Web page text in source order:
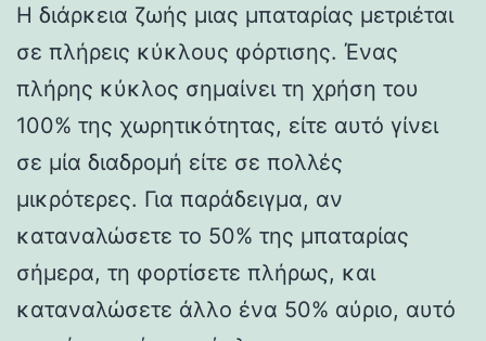
Η διάρκεια ζωής μιας μπαταρίας μετριέται
σε πλήρεις κύκλους φόρτισης. Ένας
πλήρης κύκλος σημαίνει τη χρήση του
100% της χωρητικότητας, είτε αυτό γίνει
σε μία διαδρομή είτε σε πολλές
μικρότερες. Για παράδειγμα, αν
καταναλώσετε το 50% της μπαταρίας
σήμερα, τη φορτίσετε πλήρως, και
καταναλώσετε άλλο ένα 50% αύριο, αυτό